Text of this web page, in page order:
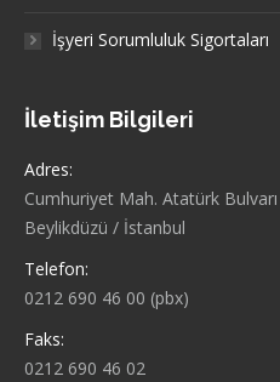
İşyeri Sorumluluk Sigortaları
İletişim Bilgileri
Adres:
Cumhuriyet Mah. Atatürk
Beylikdüzü / İstanbul
Telefon:
0212 690 46 00 (pbx)
Faks:
0212 690 46 02